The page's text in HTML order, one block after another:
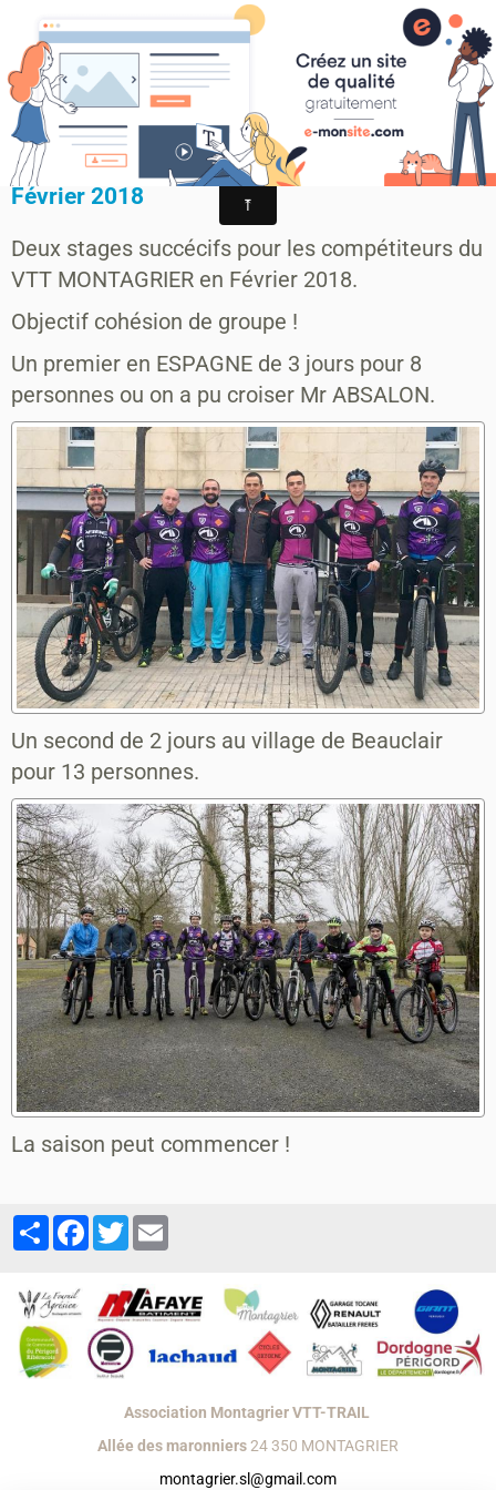
MONTAGRIER VTT-TRAIL
association montagrier sports loisirs
STAGES COMPETITION FEVRIER
STAGE COHESION COMPETITION VTT
Février 2018
Deux stages succécifs pour les compétiteurs du
VTT MONTAGRIER en Février 2018.
Objectif cohésion de groupe !
Un premier en ESPAGNE de 3 jours pour 8
personnes ou on a pu croiser Mr ABSALON.
Un second de 2 jours au village de Beauclair
pour 13 personnes.
La saison peut commencer !
PartagerFacebook
Twitter
Association Montagrier VTT-TRAIL
Allée des maronniers24 350 MONTAGRIER
montagrier.sl@gmail.com